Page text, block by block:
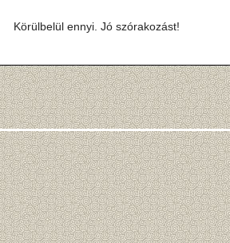
Körülbelül ennyi. Jó szórakozást!